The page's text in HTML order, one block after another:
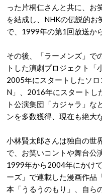
った片桐仁さんと共に、お
を結成し、NHKの伝説的お
で、1999年の第1回放送か
その後、「ラーメンズ」で
トした演劇プロジェクト「
2005年にスタートしたソ
N」、2016年にスタートし
ト公演集団「カジャラ」な
ンを多数獲得、現在も絶大
小林賢太郎さんは独自の世
で、お笑いコントや舞台公
1999年から2004年にかけ
ーズ」で連載した漫画作品
本「うるうのもり」、自ら